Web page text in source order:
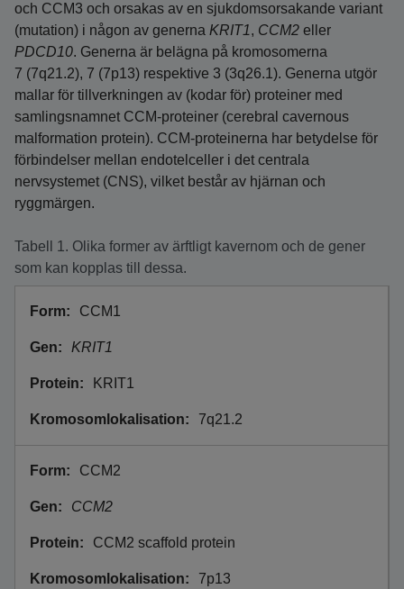
och CCM3 och orsakas av en sjukdomsorsakande variant
(mutation) i någon av generna KRIT1, CCM2 eller
PDCD10. Generna är belägna på kromosomerna
7 (7q21.2), 7 (7p13) respektive 3 (3q26.1). Generna utgör
mallar för tillverkningen av (kodar för) proteiner med
samlingsnamnet CCM-proteiner (cerebral cavernous
malformation protein). CCM-proteinerna har betydelse för
förbindelser mellan endotelceller i det centrala
nervsystemet (CNS), vilket består av hjärnan och
ryggmärgen.
Tabell 1. Olika former av ärftligt kavernom och de gener
som kan kopplas till dessa.
CCM1
KRIT1
KRIT1
7q21.2
CCM2
CCM2
CCM2 scaffold protein
7p13